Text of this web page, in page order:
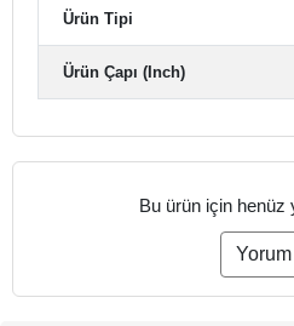
Ürün Tipi
Ürün Çapı (Inch)
Bu ürün için henüz